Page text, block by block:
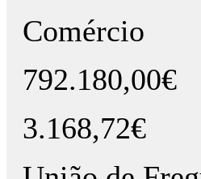
Comércio
792.180,00€
3.168,72€